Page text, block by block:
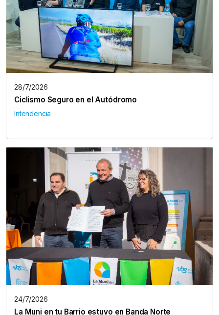
28/7/2026
Ciclismo Seguro en el Autódromo
Intendencia
24/7/2026
La Muni en tu Barrio estuvo en Banda Norte